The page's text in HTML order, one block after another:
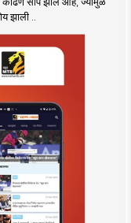
झाली ..